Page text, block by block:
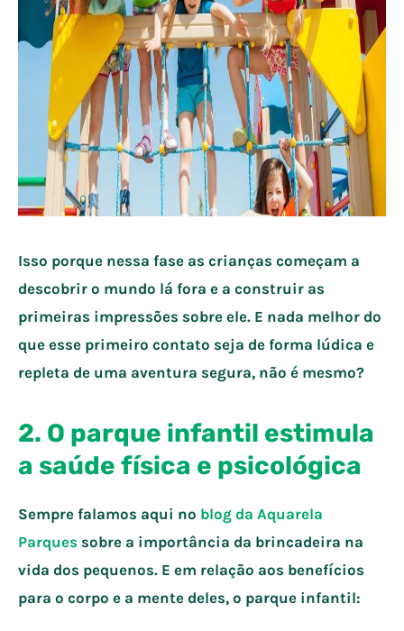
Isso porque nessa fase as crianças começam a
descobrir o mundo lá fora e a construir as
primeiras impressões sobre ele. E nada melhor do
que esse primeiro contato seja de forma lúdica e
repleta de uma aventura segura, não é mesmo?
2. O parque infantil estimula
a saúde física e psicológica
Sempre falamos aqui no blog da Aquarela
Parques sobre a importância da brincadeira na
vida dos pequenos. E em relação aos benefícios
para o corpo e a mente deles, o parque infantil: